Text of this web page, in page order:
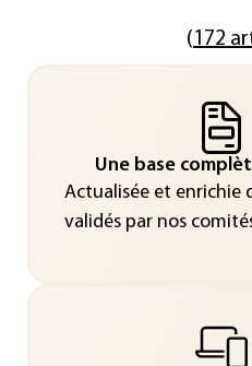
(172
Une base
Actualisée et enrichie
validés par nos